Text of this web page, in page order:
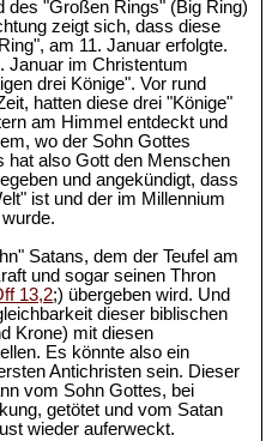
des "Großen Rings" (Big Ring)
zeigt sich, dass diese
am 11. Januar erfolgte.
Januar im Christentum
drei Könige". Vor rund
hatten diese drei "Könige"
am Himmel entdeckt und
wo der Sohn Gottes
hat also Gott den Menschen
und angekündigt, dass
ist und der im Millennium
Satans, dem der Teufel am
und sogar seinen Thron
13,2;) übergeben wird. Und
dieser biblischen
Krone) mit diesen
Es könnte also ein
Antichristen sein. Dieser
vom Sohn Gottes, bei
getötet und vom Satan
wieder auferweckt.